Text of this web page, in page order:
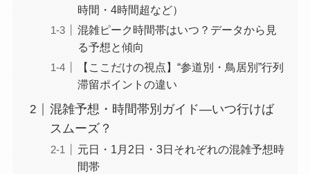
時間・4時間超など）
混雑ピーク時間帯はいつ？データから見
る予想と傾向
【ここだけの視点】“参道別・鳥居別”行列
滞留ポイントの違い
混雑予想・時間帯別ガイド―いつ行けば
スムーズ？
元日・1月2日・3日それぞれの混雑予想時
間帯